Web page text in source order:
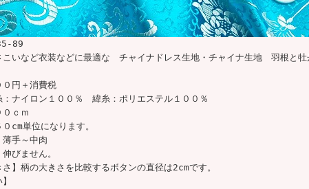
89
こいなど衣装などに最適な チャイナドレス生地・チャイナ生地 羽根と牡
円＋消費税
：ナイロン１００％ 緯糸：ポリエステル１００％
０ｃｍ
０cm単位になります。
薄手～中肉
びません。
さ】柄の大きさを比較するボタンの直径は2cmです。